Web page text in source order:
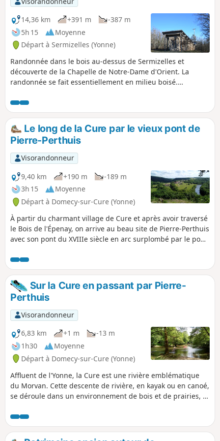
14,36 km
+391 m
-387 m
5h 15
Moyenne
Départ à Sermizelles (Yonne)
Randonnée dans le bois au-dessus de Sermizelles et
découverte de la Chapelle de Notre-Dame d'Orient. La
randonnée se fait essentiellement en milieu boisé.
les environs. Le secteur est particulièrement calme et
facilement accessible. Seuls deux points s'approchent de la
départementale. Il n'y a aucun repère ou marquage à
suivre sur cette randonnée qui peut aisément être
rallongée ou raccourcie. Le dénivelé se fait en quatre
montées réparties le long du parcours.
Le long de la Cure par le vieux pont de
Pierre-Perthuis
Visorandonneur
9,40 km
+190 m
-189 m
3h 15
Moyenne
Départ à Domecy-sur-Cure (Yonne)
À partir du charmant village de Cure et après avoir traversé
le Bois de l'Épenay, on arrive au beau site de Pierre-Perthuis
avec son pont du XVIIIe siècle en arc surplombé par le pont
sous-bois. Une montée raide permet d'atteindre un superbe
point de vue sur la vallée. Un diverticule à la statue de
Notre-Dame de la Lumière et à un autre point de vue
précède la redescente jusqu'au village de départ.
Sur la Cure en passant par Pierre-
Perthuis
Visorandonneur
6,83 km
+1 m
-13 m
1h30
Moyenne
Départ à Domecy-sur-Cure (Yonne)
Affluent de l'Yonne, la Cure est une rivière emblématique
du Morvan. Cette descente de rivière, en kayak ou en canoé,
se déroule dans un environnement de bois et de prairies, à
compte du dénivelé positif affiché : il s'agit bien d'une
descente de rivière.